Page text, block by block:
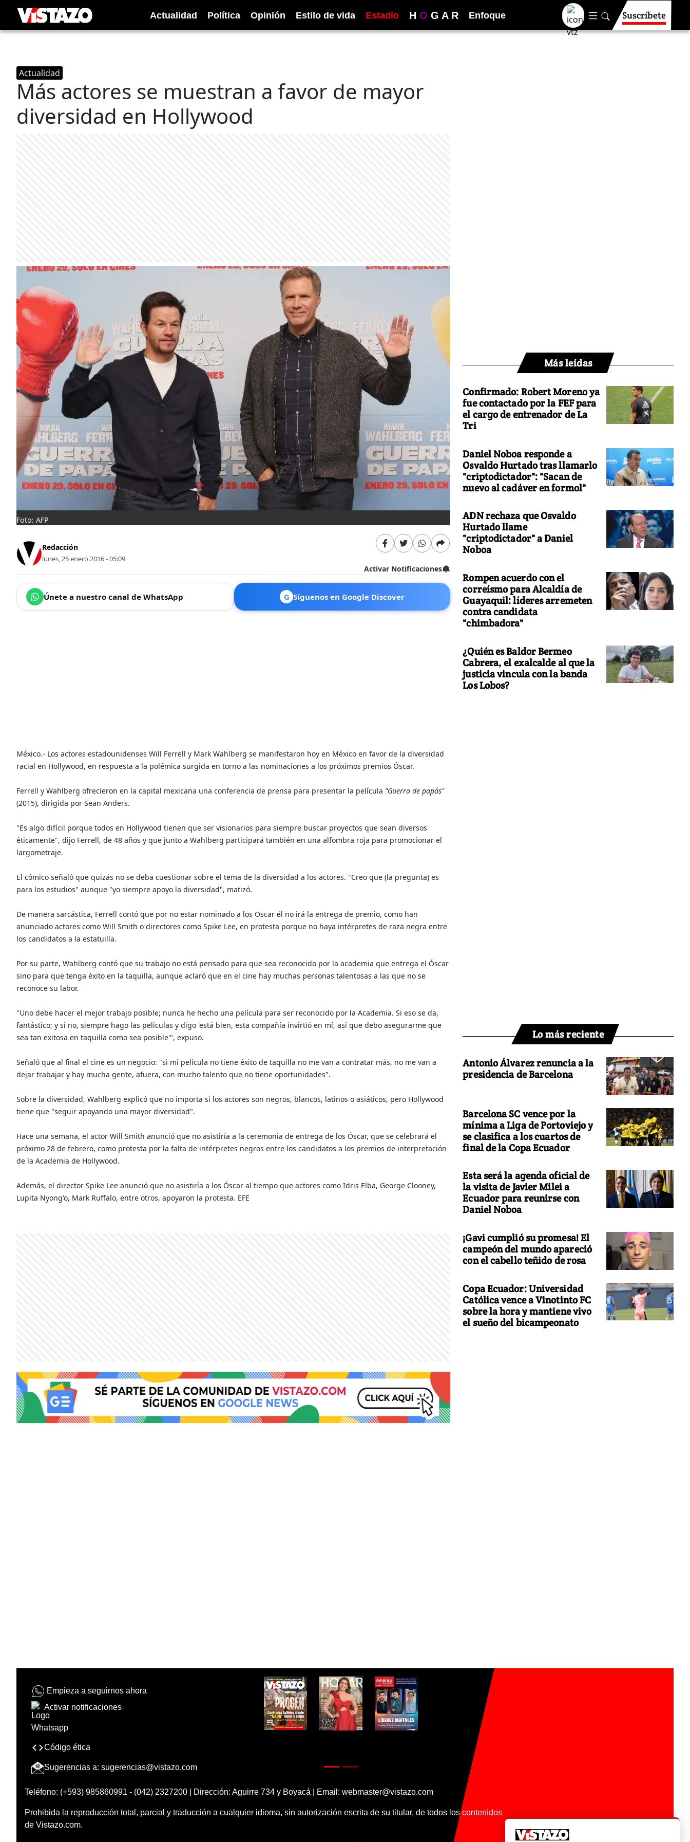
Actualidad Política Opinión Estilo de vida Estadio H O G A R Enfoque Suscríbete
Actualidad
Más actores se muestran a favor de mayor
diversidad en Hollywood
Foto: AFP
Redacción
lunes, 25 enero 2016 - 05:09
Activar Notificaciones
Únete a nuestro canal de WhatsApp G Síguenos en Google Discover
México.- Los actores estadounidenses Will Ferrell y Mark Wahlberg se manifestaron hoy en México en favor de la diversidad
racial en Hollywood, en respuesta a la polémica surgida en torno a las nominaciones a los próximos premios Óscar.
Ferrell y Wahlberg ofrecieron en la capital mexicana una conferencia de prensa para presentar la película "Guerra de papás"
(2015), dirigida por Sean Anders.
"Es algo difícil porque todos en Hollywood tienen que ser visionarios para siempre buscar proyectos que sean diversos
éticamente", dijo Ferrell, de 48 años y que junto a Wahlberg participará también en una alfombra roja para promocionar el
largometraje.
El cómico señaló que quizás no se deba cuestionar sobre el tema de la diversidad a los actores. "Creo que (la pregunta) es
para los estudios" aunque "yo siempre apoyo la diversidad", matizó.
De manera sarcástica, Ferrell contó que por no estar nominado a los Oscar él no irá la entrega de premio, como han
anunciado actores como Will Smith o directores como Spike Lee, en protesta porque no haya intérpretes de raza negra entre
los candidatos a la estatuilla.
Por su parte, Wahlberg contó que su trabajo no está pensado para que sea reconocido por la academia que entrega el Óscar
sino para que tenga éxito en la taquilla, aunque aclaró que en el cine hay muchas personas talentosas a las que no se
reconoce su labor.
"Uno debe hacer el mejor trabajo posible; nunca he hecho una película para ser reconocido por la Academia. Si eso se da,
fantástico; y si no, siempre hago las películas y digo 'está bien, esta compañía invirtió en mí, así que debo asegurarme que
sea tan exitosa en taquilla como sea posible'", expuso.
Señaló que al final el cine es un negocio: "si mi película no tiene éxito de taquilla no me van a contratar más, no me van a
dejar trabajar y hay mucha gente, afuera, con mucho talento que no tiene oportunidades".
Sobre la diversidad, Wahlberg explicó que no importa si los actores son negros, blancos, latinos o asiáticos, pero Hollywood
tiene que "seguir apoyando una mayor diversidad".
Hace una semana, el actor Will Smith anunció que no asistiría a la ceremonia de entrega de los Óscar, que se celebrará el
próximo 28 de febrero, como protesta por la falta de intérpretes negros entre los candidatos a los premios de interpretación
de la Academia de Hollywood.
Además, el director Spike Lee anunció que no asistiría a los Óscar al tiempo que actores como Idris Elba, George Clooney,
Lupita Nyong'o, Mark Ruffalo, entre otros, apoyaron la protesta. EFE
Más leídas
Confirmado: Robert Moreno ya
fue contactado por la FEF para
el cargo de entrenador de La
Tri
Daniel Noboa responde a
Osvaldo Hurtado tras llamarlo
"criptodictador": "Sacan de
nuevo al cadáver en formol"
ADN rechaza que Osvaldo
Hurtado llame
"criptodictador" a Daniel
Noboa
Rompen acuerdo con el
correísmo para Alcaldía de
Guayaquil: líderes arremeten
contra candidata
"chimbadora"
¿Quién es Baldor Bermeo
Cabrera, el exalcalde al que la
justicia vincula con la banda
Los Lobos?
Lo más reciente
Antonio Álvarez renuncia a la
presidencia de Barcelona
Barcelona SC vence por la
mínima a Liga de Portoviejo y
se clasifica a los cuartos de
final de la Copa Ecuador
Esta será la agenda oficial de
la visita de Javier Milei a
Ecuador para reunirse con
Daniel Noboa
¡Gavi cumplió su promesa! El
campeón del mundo apareció
con el cabello teñido de rosa
Copa Ecuador: Universidad
Católica vence a Vinotinto FC
sobre la hora y mantiene vivo
el sueño del bicampeonato
Empieza a seguirnos ahora
Activar notificaciones
Código ética
Sugerencias a: sugerencias@vistazo.com
Teléfono: (+593) 985860991 - (042) 2327200 | Dirección: Aguirre 734 y Boyacá | Email: webmaster@vistazo.com
Prohibida la reproducción total, parcial y traducción a cualquier idioma, sin autorización escrita de su titular, de todos los contenidos
de Vistazo.com.